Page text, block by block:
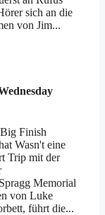
sich an die
von Jim...
Finish
Wasn't eine
Trip mit der
Memorial
von Luke
führt die...